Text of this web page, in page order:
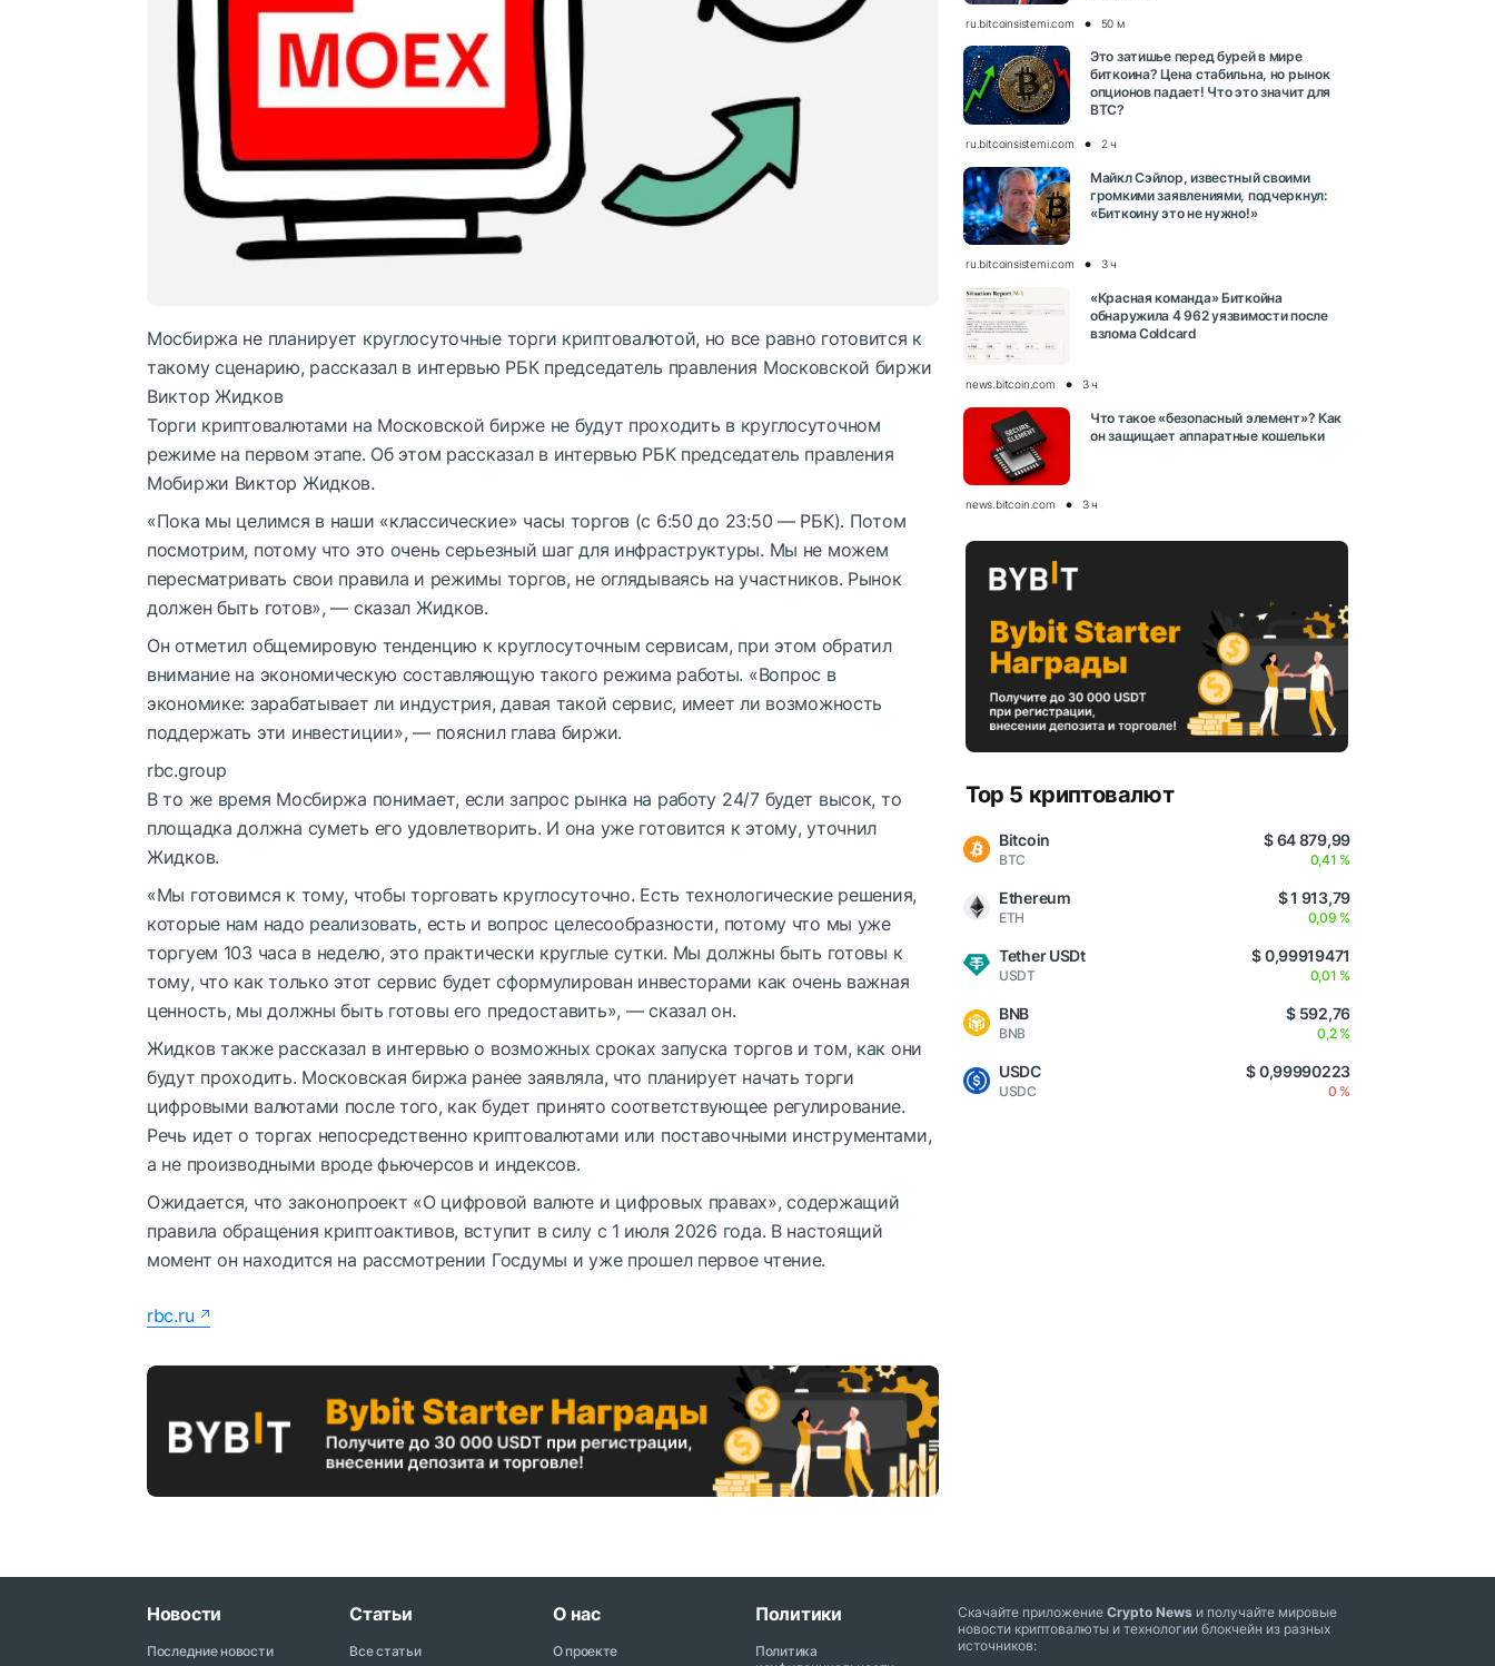
Мосбиржа не планирует круглосуточные торги криптовалютой, но все равно готовится к
такому сценарию, рассказал в интервью РБК председатель правления Московской биржи
Виктор Жидков
Торги криптовалютами на Московской бирже не будут проходить в круглосуточном
режиме на первом этапе. Об этом рассказал в интервью РБК председатель правления
Мобиржи Виктор Жидков.
«Пока мы целимся в наши «классические» часы торгов (с 6:50 до 23:50 — РБК). Потом
посмотрим, потому что это очень серьезный шаг для инфраструктуры. Мы не можем
пересматривать свои правила и режимы торгов, не оглядываясь на участников. Рынок
должен быть готов», — сказал Жидков.
Он отметил общемировую тенденцию к круглосуточным сервисам, при этом обратил
внимание на экономическую составляющую такого режима работы. «Вопрос в
экономике: зарабатывает ли индустрия, давая такой сервис, имеет ли возможность
поддержать эти инвестиции», — пояснил глава биржи.
rbc.group
В то же время Мосбиржа понимает, если запрос рынка на работу 24/7 будет высок, то
площадка должна суметь его удовлетворить. И она уже готовится к этому, уточнил
Жидков.
«Мы готовимся к тому, чтобы торговать круглосуточно. Есть технологические решения,
которые нам надо реализовать, есть и вопрос целесообразности, потому что мы уже
торгуем 103 часа в неделю, это практически круглые сутки. Мы должны быть готовы к
тому, что как только этот сервис будет сформулирован инвесторами как очень важная
ценность, мы должны быть готовы его предоставить», — сказал он.
Жидков также рассказал в интервью о возможных сроках запуска торгов и том, как они
будут проходить. Московская биржа ранее заявляла, что планирует начать торги
цифровыми валютами после того, как будет принято соответствующее регулирование.
Речь идет о торгах непосредственно криптовалютами или поставочными инструментами,
а не производными вроде фьючерсов и индексов.
Ожидается, что законопроект «О цифровой валюте и цифровых правах», содержащий
правила обращения криптоактивов, вступит в силу с 1 июля 2026 года. В настоящий
момент он находится на рассмотрении Госдумы и уже прошел первое чтение.
rbc.ru
ru.bitcoinsistemi.com 50 м
Это затишье перед бурей в мире
биткоина? Цена стабильна, но рынок
опционов падает! Что это значит для
BTC?
ru.bitcoinsistemi.com 2 ч
Майкл Сэйлор, известный своими
громкими заявлениями, подчеркнул:
«Биткоину это не нужно!»
ru.bitcoinsistemi.com 3 ч
«Красная команда» Биткойна
обнаружила 4 962 уязвимости после
взлома Coldcard
news.bitcoin.com 3 ч
Что такое «безопасный элемент»? Как
он защищает аппаратные кошельки
news.bitcoin.com 3 ч
Top 5 криптовалют
Bitcoin
BTC
$ 64 879,99
0,41 %
Ethereum
ETH
$ 1 913,79
0,09 %
Tether USDt
USDT
$ 0,99919471
0,01 %
BNB
BNB
$ 592,76
0,2 %
USDC
USDC
$ 0,99990223
0 %
Новости
Последние новости
Статьи
Все статьи
О нас
О проекте
Политики
Политика
Скачайте приложениеCrypto News и получайте мировые
новости криптовалюты и технологии блокчейн из разных
источников: